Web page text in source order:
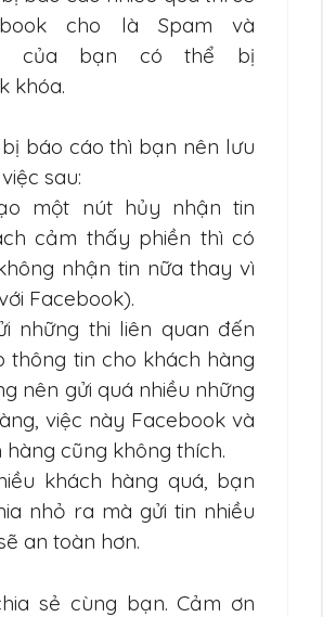
cho là Spam và
của bạn có thể bị
khóa.
báo cáo thì bạn nên lưu
sau:
một nút hủy nhận tin
cảm thấy phiền thì có
nhận tin nữa thay vì
Facebook).
những thi liên quan đến
thông tin cho khách hàng
nên gửi quá nhiều những
việc này Facebook và
cũng không thích.
khách hàng quá, bạn
nhỏ ra mà gửi tin nhiều
an toàn hơn.
sẻ cùng bạn. Cảm ơn